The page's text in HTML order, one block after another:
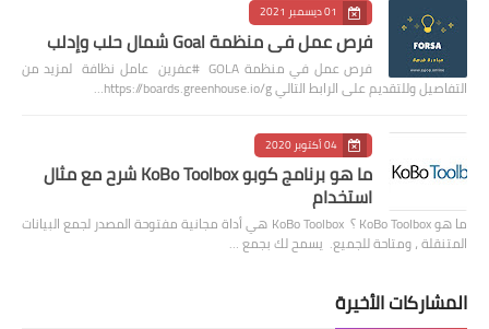
01 ديسمبر 2021
فرص عمل في منظمة Goal شمال حلب وإدلب
فرص عمل في منظمة GOLA #عفرين عامل نظافة لمزيد من
التفاصيل وللتقديم على الرابط التالي https://boards.greenhouse.io/g…
04 أكتوبر 2020
ما هو برنامج كوبو KoBo Toolbox شرح مع مثال
استخدام
ما هو KoBo Toolbox ؟ KoBo Toolbox هي أداة مجانية مفتوحة المصدر لجمع البيانات
المتنقلة ، ومتاحة للجميع. يسمح لك بجمع …
المشاركات الأخيرة